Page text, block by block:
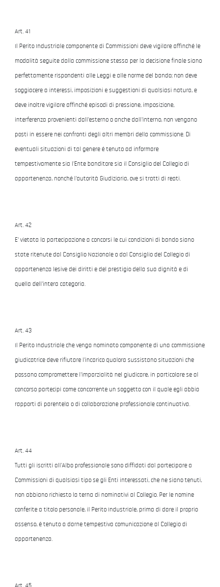
Art. 41
Il Perito Industriale componente di Commissioni deve vigilare affinché le
modalità seguite dalla commissione stessa per la decisione finale siano
perfettamente rispondenti alle Leggi e alle norme del bando; non deve
soggiacere a interessi, imposizioni e suggestioni di qualsiasi natura, e
deve inoltre vigilare affinché episodi di pressione, imposizione,
interferenza provenienti dall'esterno o anche dall'interno, non vengano
posti in essere nei confronti degli altri membri della commissione. Di
eventuali situazioni di tal genere é tenuto ad informare
tempestivamente sia l'Ente banditore sia il Consiglio del Collegio di
appartenenza, nonché l'autorità Giudiziaria, ove si tratti di reati.
Art. 42
E' vietata la partecipazione a concorsi le cui condizioni di bando siano
state ritenute dal Consiglio Nazionale o dal Consiglio del Collegio di
appartenenza lesive dei diritti e del prestigio della sua dignità e di
quella dell'intera categoria.
Art. 43
Il Perito Industriale che venga nominato componente di una commissione
giudicatrice deve rifiutare l'incarico qualora sussistano situazioni che
possano compromettere l'imparzialità nel giudicare, in particolare se al
concorso partecipi come concorrente un soggetto con il quale egli abbia
rapporti di parentela o di collaborazione professionale continuativa.
Art. 44
Tutti gli iscritti all'Albo professionale sono diffidati dal partecipare a
Commissioni di qualsiasi tipo se gli Enti interessati, che ne siano tenuti,
non abbiano richiesto la terna di nominativi al Collegio. Per le nomine
conferite a titolo personale, il Perito Industriale, prima di dare il proprio
assenso, é tenuto a darne tempestiva comunicazione al Collegio di
appartenenza.